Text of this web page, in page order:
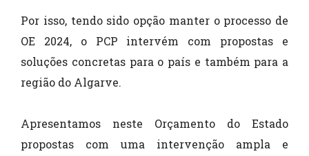
Por isso, tendo sido opção manter o processo de
OE 2024, o PCP intervém com propostas e
soluções concretas para o país e também para a
região do Algarve.
Apresentamos neste Orçamento do Estado
propostas com uma intervenção ampla e